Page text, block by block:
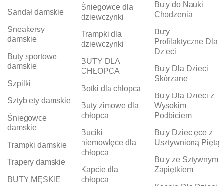
Sandał damskie
Sneakersy
damskie
Buty sportowe
damskie
Szpilki
Sztyblety damskie
Śniegowce
damskie
Trampki damskie
Trapery damskie
BUTY MĘSKIE
Śniegowce dla
dziewczynki
Trampki dla
dziewczynki
BUTY DLA
CHŁOPCA
Botki dla chłopca
Buty zimowe dla
chłopca
Buciki
niemowlęce dla
chłopca
Kapcie dla
chłopca
Buty do Nauki
Chodzenia
Buty
Profilaktyczne Dla
Dzieci
Buty Dla Dzieci
Skórzane
Buty Dla Dzieci z
Wysokim
Podbiciem
Buty Dziecięce z
Usztywnioną Piętą
Buty ze Sztywnym
Zapiętkiem